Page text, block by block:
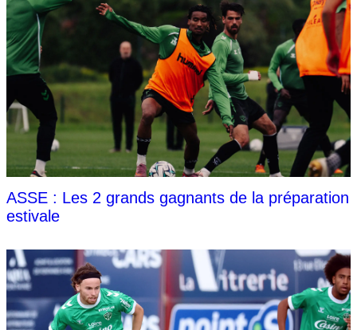
ASSE : Les 2 grands gagnants de la préparation
estivale